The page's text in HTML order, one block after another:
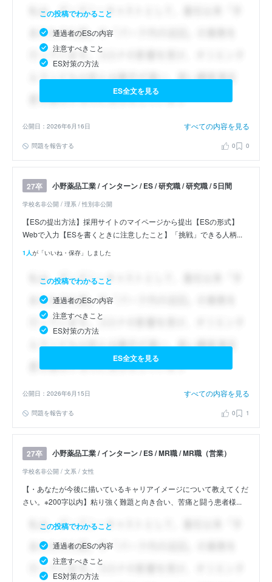
この投稿でわかること
通過者のESの内容
注意すべきこと
ES対策の方法
ES全文を見る
公開日：2026年6月16日 すべての内容を見る
問題を報告する 0 0
27卒 小野薬品工業 / インターン / ES / 研究職 / 研究職 / 5日間
学校名非公開 / 理系 / 性別非公開
【ESの提出方法】採用サイトのマイページから提出【ESの形式】
Webで入力【ESを書くときに注意したこと】「挑戦」できる人柄...
1人が「いいね・保存」しました
この投稿でわかること
通過者のESの内容
注意すべきこと
ES対策の方法
ES全文を見る
公開日：2026年6月15日 すべての内容を見る
問題を報告する 0 1
27卒 小野薬品工業 / インターン / ES / MR職 / MR職（営業）
学校名非公開 / 文系 / 女性
【・あなたが今後に描いているキャリアイメージについて教えてくだ
さい。※200字以内】粘り強く難題と向き合い、苦痛と闘う患者様...
この投稿でわかること
通過者のESの内容
注意すべきこと
ES対策の方法